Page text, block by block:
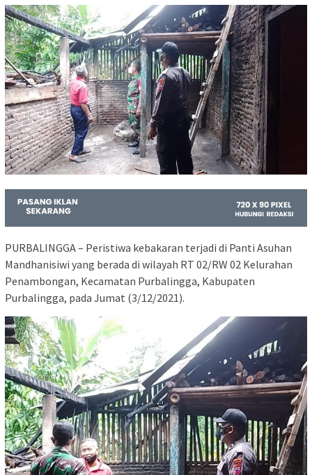
PURBALINGGA – Peristiwa kebakaran terjadi di Panti Asuhan
Mandhanisiwi yang berada di wilayah RT 02/RW 02 Kelurahan
Penambongan, Kecamatan Purbalingga, Kabupaten
Purbalingga, pada Jumat (3/12/2021).